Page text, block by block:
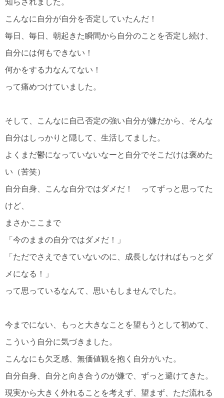
知らされました。
こんなに自分が自分を否定していたんだ！
毎日、毎日、朝起きた瞬間から自分のことを否定し続け、
自分には何もできない！
何かをする力なんてない！
って痛めつけていました。
そして、こんなに自己否定の強い自分が嫌だから、そんな
自分はしっかりと隠して、生活してました。
よくまだ鬱になっていないなーと自分でそこだけは褒めた
い（苦笑）
自分自身、こんな自分ではダメだ！ ってずっと思ってた
けど、
まさかここまで
「今のままの自分ではダメだ！」
「ただでさえできていないのに、成長しなければもっとダ
メになる！」
って思っているなんて、思いもしませんでした。
今までにない、もっと大きなことを望もうとして初めて、
こういう自分に気づきました。
こんなにも欠乏感、無価値観を抱く自分がいた。
自分自身、自分と向き合うのが嫌で、ずっと避けてきた。
現実から大きく外れることを考えず、望まず、ただ流れる